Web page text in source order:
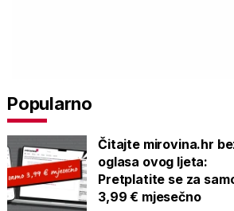
Popularno
Čitajte mirovina.hr
oglasa ovog ljeta:
Pretplatite se za
3,99 € mjesečno